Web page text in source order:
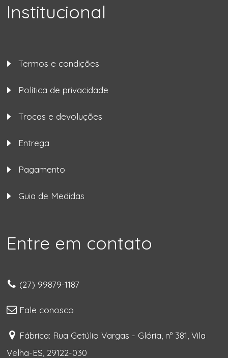
Institucional
Termos e condições
Política de privacidade
Trocas e devoluções
Entrega
Pagamento
Guia de Medidas
Entre em contato
(27) 99879-1187
Fale conosco
Fábrica: Rua Getúlio Vargas - Glória, nº 381, Vila
Velha-ES, 29122-030